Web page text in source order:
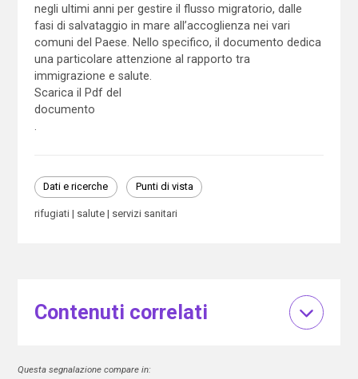
negli ultimi anni per gestire il flusso migratorio, dalle
fasi di salvataggio in mare all’accoglienza nei vari
comuni del Paese. Nello specifico, il documento dedica
una particolare attenzione al rapporto tra
immigrazione e salute.
Scarica il Pdf del
documento
Dati e ricerche Punti di vista
rifugiati salute servizi sanitari
Contenuti correlati
Questa segnalazione compare in: